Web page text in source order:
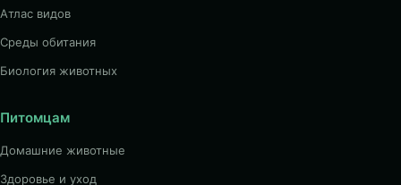
Атлас видов
Среды обитания
Биология животных
Питомцам
Домашние животные
Здоровье и уход